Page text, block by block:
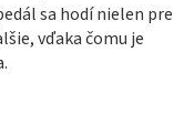
sa hodí nielen pre
vďaka čomu je